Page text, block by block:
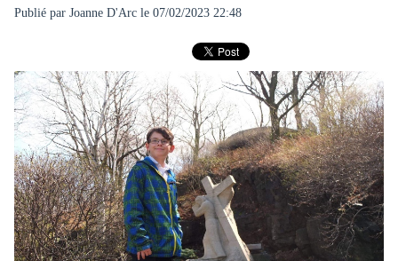
Publié par Joanne D'Arcle 07/02/2023 22:48